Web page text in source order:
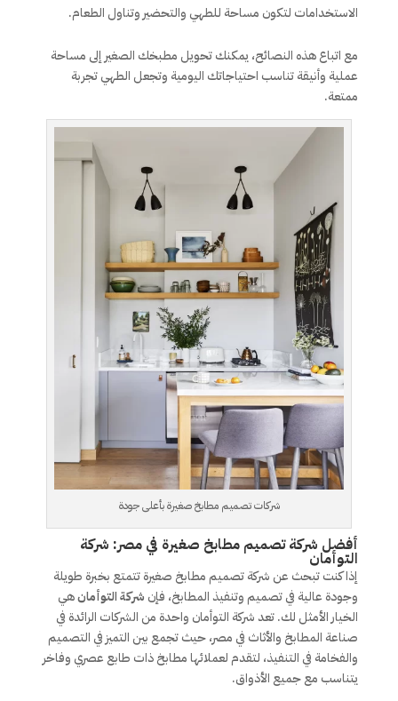
الاستخدامات لتكون مساحة للطهي والتحضير وتناول الطعام.
مع اتباع هذه النصائح، يمكنك تحويل مطبخك الصغير إلى مساحة
عملية وأنيقة تناسب احتياجاتك اليومية وتجعل الطهي تجربة
ممتعة.
شركات تصميم مطابخ صغيرة بأعلى جودة
أفضل شركة تصميم مطابخ صغيرة في مصر: شركة
التوأمان
إذا كنت تبحث عن شركة تصميم مطابخ صغيرة تتمتع بخبرة طويلة
وجودة عالية في تصميم وتنفيذ المطابخ، فإن شركة التوأمانهي
الخيار الأمثل لك. تعد شركة التوأمان واحدة من الشركات الرائدة في
صناعة المطابخ والأثاث في مصر، حيث تجمع بين التميز في التصميم
والفخامة في التنفيذ، لتقدم لعملائها مطابخ ذات طابع عصري وفاخر
يتناسب مع جميع الأذواق.